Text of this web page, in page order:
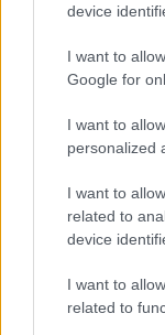
device
I want to
Google for
I want to
personalized
I want to
related to
device
I want to
related to
Fiumicino,
terrore sul